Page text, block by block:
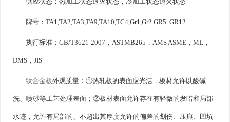
供应状态：热加工状态退火状态，冷加工状态退火状态
牌号：TA1,TA2,TA3,TA9,TA10,TC4,Gr1,Gr2 GR5 GR12
执行标准：GB/T3621-2007，ASTMB265，AMS ASME，ML，
DMS，JIS
钛合金板外观质量：①热轧板的表面应光洁，板材允许以酸碱
洗、喷砂等工艺处理表面；②板材表面允许存在有轻微的发暗和局部
水迹，允许有局部的、不超出其厚度允许的偏差的划伤、压痕、凹坑